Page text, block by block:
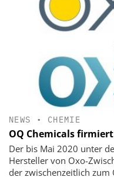
NEWS • CHEMIE
OQ Chemicals
Der bis Mai 2020 unter
Hersteller von Oxo-
der zwischenzeitlich zum